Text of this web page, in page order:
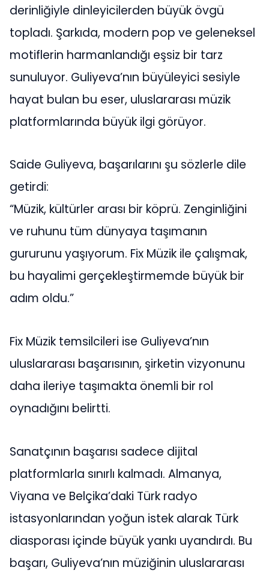
derinliğiyle dinleyicilerden büyük övgü
topladı. Şarkıda, modern pop ve geleneksel
motiflerin harmanlandığı eşsiz bir tarz
sunuluyor. Guliyeva’nın büyüleyici sesiyle
hayat bulan bu eser, uluslararası müzik
platformlarında büyük ilgi görüyor.
Saide Guliyeva, başarılarını şu sözlerle dile
getirdi:
“Müzik, kültürler arası bir köprü. Zenginliğini
ve ruhunu tüm dünyaya taşımanın
gururunu yaşıyorum. Fix Müzik ile çalışmak,
bu hayalimi gerçekleştirmemde büyük bir
adım oldu.”
Fix Müzik temsilcileri ise Guliyeva’nın
uluslararası başarısının, şirketin vizyonunu
daha ileriye taşımakta önemli bir rol
oynadığını belirtti.
Sanatçının başarısı sadece dijital
platformlarla sınırlı kalmadı. Almanya,
Viyana ve Belçika’daki Türk radyo
istasyonlarından yoğun istek alarak Türk
diasporası içinde büyük yankı uyandırdı. Bu
başarı, Guliyeva’nın müziğinin uluslararası